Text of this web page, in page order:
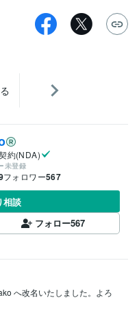
約(NDA)
未登録
フォロワー567
相談
フォロー567
へ改名いたしました。よろ